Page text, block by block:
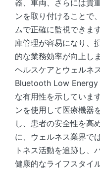
器、車両、さらには貴
ンを取り付けることで
ムで正確に監視できま
庫管理が容易になり、
的な業務効率が向上しま
ヘルスケアとウェルネ
Bluetooth Low Energy
な有用性を示していま
ンを使用して医療機器
し、患者の安全性を高
に、ウェルネス業界で
トネス活動を追跡し、
健康的なライフスタイ